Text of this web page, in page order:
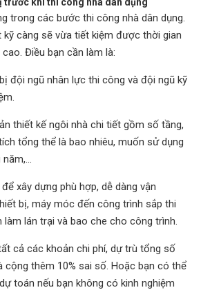
trong các bước thi công nhà dân dụng.
kỹ càng sẽ vừa tiết kiệm được thời gian
Điều bạn cần làm là:
đội ngũ nhân lực thi công và đội ngũ kỹ
thiết kế ngôi nhà chi tiết gồm số tầng,
tổng thể là bao nhiêu, muốn sử dụng
năm,…
xây dựng phù hợp, dễ dàng vận
bị, máy móc đến công trình sắp thi
làm lán trại và bao che cho công trình.
cả các khoản chi phí, dự trù tổng số
cộng thêm 10% sai số. Hoặc bạn có thể
toán nếu bạn không có kinh nghiệm